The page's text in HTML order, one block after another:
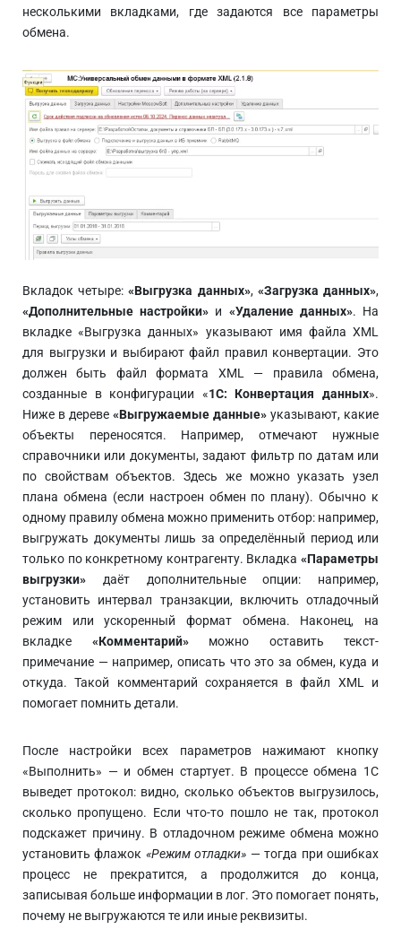
несколькими вкладками, где задаются все параметры
обмена.
Вкладок четыре:«Выгрузка данных», «Загрузка данных»,
«Дополнительные настройки» и «Удаление данных». На
вкладке «Выгрузка данных» указывают имя файла XML
для выгрузки и выбирают файл правил конвертации. Это
должен быть файл формата XML — правила обмена,
созданные в конфигурации «1С: Конвертация данных».
Ниже в дереве «Выгружаемые данные» указывают, какие
объекты переносятся. Например, отмечают нужные
справочники или документы, задают фильтр по датам или
по свойствам объектов. Здесь же можно указать узел
плана обмена (если настроен обмен по плану). Обычно к
одному правилу обмена можно применить отбор: например,
выгружать документы лишь за определённый период или
только по конкретному контрагенту. Вкладка «Параметры
выгрузки» даёт дополнительные опции: например,
установить интервал транзакции, включить отладочный
режим или ускоренный формат обмена. Наконец, на
вкладке «Комментарий»можно оставить текст-
примечание — например, описать что это за обмен, куда и
откуда. Такой комментарий сохраняется в файл XML и
помогает помнить детали.
После настройки всех параметров нажимают кнопку
«Выполнить» — и обмен стартует. В процессе обмена 1С
выведет протокол: видно, сколько объектов выгрузилось,
сколько пропущено. Если что-то пошло не так, протокол
подскажет причину. В отладочном режиме обмена можно
установить флажок «Режим отладки» — тогда при ошибках
процесс не прекратится, а продолжится до конца,
записывая больше информации в лог. Это помогает понять,
почему не выгружаются те или иные реквизиты.